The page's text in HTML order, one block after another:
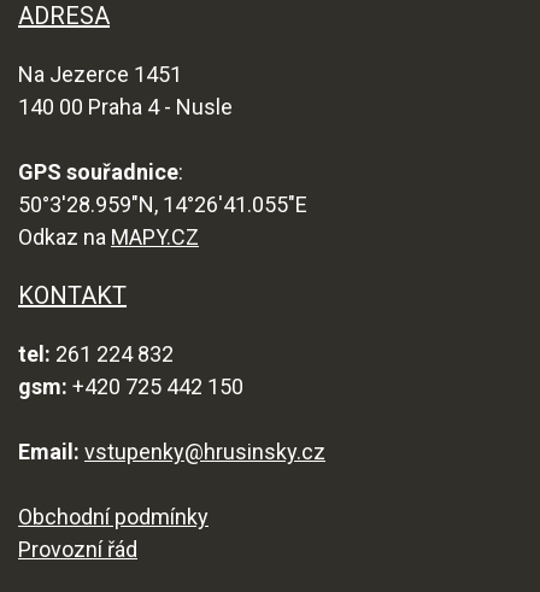
ADRESA
Na Jezerce 1451
140 00 Praha 4 - Nusle
GPS souřadnice:
50°3'28.959"N, 14°26'41.055"E
Odkaz na MAPY.CZ
KONTAKT
tel: 261 224 832
gsm: +420 725 442 150
Email: vstupenky@hrusinsky.cz
Obchodní podmínky
Provozní řád